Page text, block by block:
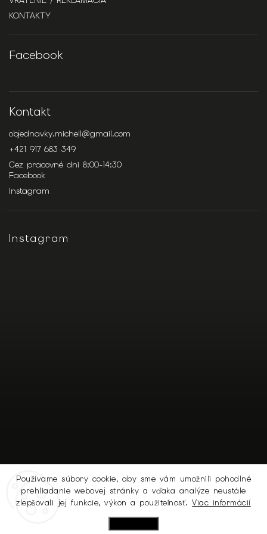
Používame súbory cookie, aby sme vám umožnili pohodlné
prehliadanie webovej stránky a vďaka analýze neustále
zlepšovali jej funkcie, výkon a použiteľnosť.Viac informácií
KONTAKTY
Facebook
Kontakt
objednavky.michell@gmail.com
+421 917 683 349
Cez pracovné dni 8:00-14:30
Facebook
Instagram
Instagram
Sledovať na Instagrame